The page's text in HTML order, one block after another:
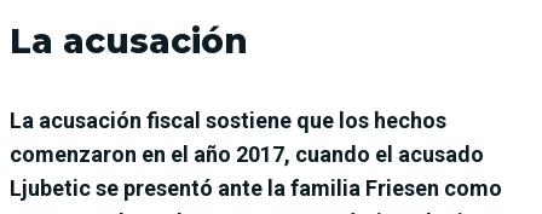
La acusación
La acusación fiscal sostiene que los hechos
comenzaron en el año 2017, cuando el acusado
Ljubetic se presentó ante la familia Friesen como